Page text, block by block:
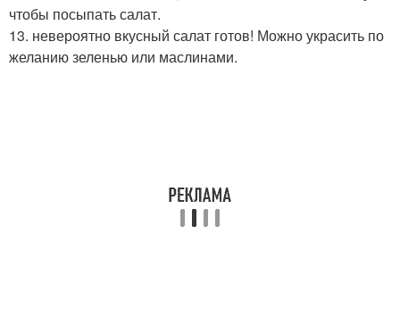
чтобы посыпать салат.
13. невероятно вкусный салат готов! Можно украсить по
желанию зеленью или маслинами.